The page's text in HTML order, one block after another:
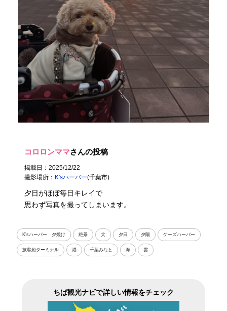
コロロンママさんの投稿
掲載日：2025/12/22
撮影場所： K'sハーバー(千葉市)
夕日がほぼ毎日キレイで
思わず写真を撮ってしまいます。
K'sハーバー 夕焼け 絶景 犬 夕日 夕陽 ケーズハーバー
旅客船ターミナル 港 千葉みなと 海 雲
ちば観光ナビで詳しい情報をチェック